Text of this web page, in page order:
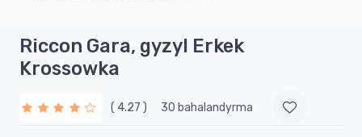
Riccon Gara, gyzyl Erkek
Krossowka
( 4.27 ) 30 bahalandyrma